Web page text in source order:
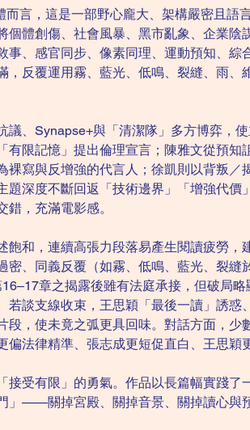
言，這是一部野心龐大、架構嚴密且語
體創傷、社會風暴、黑市亂象、企業
事、感官同步、像素同理、運動預知、
反覆運用霧、藍光、低鳴、裂縫、雨、
、Synapse+與「清潔隊」多方博弈，
限記憶」提出倫理宣言；陳雅文從預
裸寫與反增強的代言人；徐凱則以背叛
深度不斷回返「技術邊界」「增強代
，充滿電影感。
和，連續高張力段落易產生閱讀疲勞
、同義反覆（如霧、低鳴、藍光、裂
章之揭露後雖有法庭承接，但破局
談支線收束，王思穎「最後一讀」誘惑
，使未竟之弧更具回味。對話方面，
法律精準、張志成更短促直白、王思穎
受有限」的勇氣。作品以長篇幅實踐
」——關掉宮殿、關掉音景、關掉讀心與